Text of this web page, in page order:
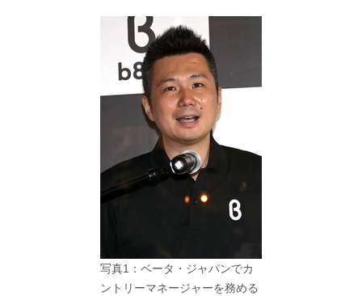
写真1：ベータ・ジャパンでカ
ントリーマネージャーを務める